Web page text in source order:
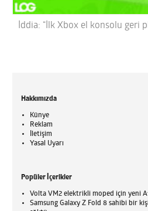
İddia: “İlk Xbox el konsolu geri
Hakkımızda
Künye
Reklam
İletişim
Yasal Uyarı
Popüler İçerikler
Volta VM2 elektrikli moped için yeni
Samsung Galaxy Z Fold 8 sahibi bir